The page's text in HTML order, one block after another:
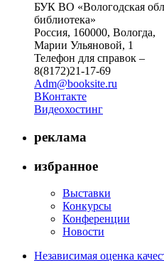
БУК ВО «Вологодская
библиотека»
Россия, 160000, Вологда,
Марии Ульяновой, 1
Телефон для справок –
8(8172)21-17-69
Adm@booksite.ru
ВКонтакте
Видеохостинг
реклама
избранное
Выставки
Конкурсы
Конференции
Новости
Независимая оценка